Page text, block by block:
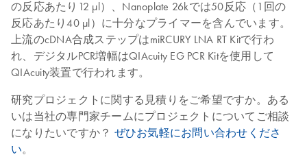
の反応あたり12 μl）、Nanoplate 26kでは50反応（1回の
反応あたり40 μl）に十分なプライマーを含んでいます。
上流のcDNA合成ステップはmiRCURY LNA RT Kitで行わ
れ、デジタルPCR増幅はQIAcuity EG PCR Kitを使用して
QIAcuity装置で行われます。
研究プロジェクトに関する見積りをご希望ですか。ある
いは当社の専門家チームにプロジェクトについてご相談
になりたいですか？ ぜひお気軽にお問い合わせくださ
い。